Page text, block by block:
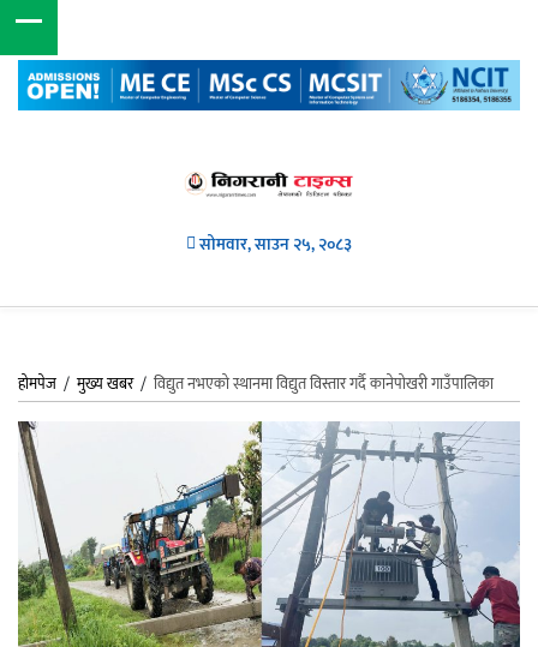
सोमवार, साउन २५, २०८३
होमपेज /मुख्य खबर/ विद्युत नभएको स्थानमा विद्युत विस्तार गर्दै कानेपोखरी गाउँपालिका